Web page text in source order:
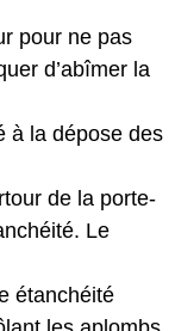
pour ne pas
d’abîmer la
à la dépose des
de la porte-
Le
étanchéité